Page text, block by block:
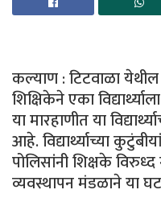
कल्याण : टिटवाळा
शिक्षिकेने एका
या मारहाणीत या
आहे. विद्यार्थ्याच्या
पोलिसांनी शिक्षके
व्यवस्थापन मंडळाने या